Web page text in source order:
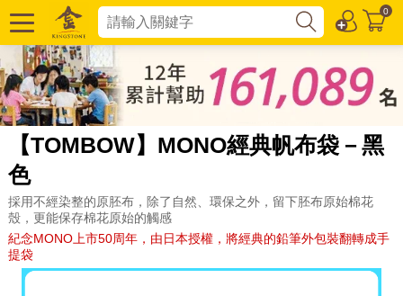
0
【TOMBOW】MONO經典帆布袋－黑
色
採用不經染整的原胚布，除了自然、環保之外，留下胚布原始棉花
殼，更能保存棉花原始的觸感
紀念MONO上市50周年，由日本授權，將經典的鉛筆外包裝翻轉成手
提袋